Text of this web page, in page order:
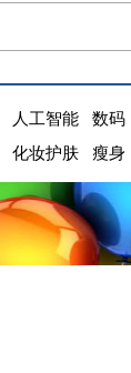
人工智能
数码
化妆护肤 瘦身